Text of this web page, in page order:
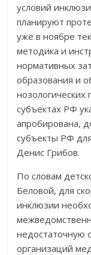
условий
планируют
уже в ноябре
методика и
нормативных
образования и
нозологических
субъектах РФ
апробирована,
субъекты РФ
Денис Грибов.
По словам
Беловой, для
инклюзии
недостаточную
организаций